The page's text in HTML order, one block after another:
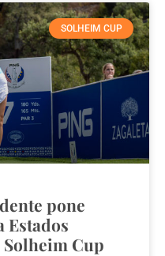
SOLHEIM CUP
pone
Estados
Cup